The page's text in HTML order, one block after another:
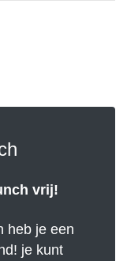
vrij!
heb je een
je kunt